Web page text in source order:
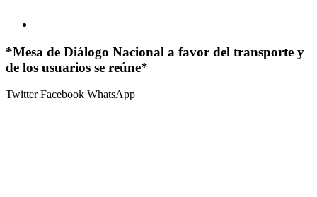
*Mesa de Diálogo Nacional a favor del transporte y
de los usuarios se reúne*
TwitterFacebook WhatsApp